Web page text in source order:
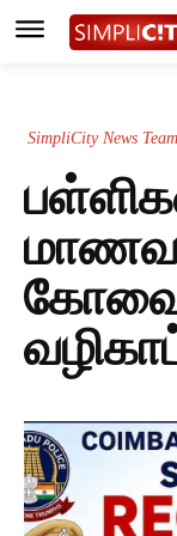
SimpliCity News Team
மாணவர்
கோவை